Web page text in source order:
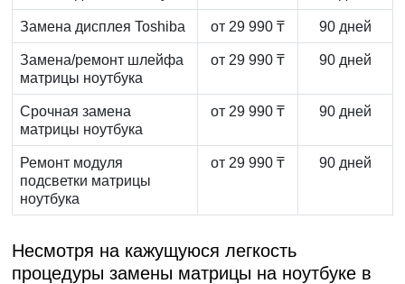
Замена дисплея Toshiba от 29 990 ₸ 90 дней
Замена/ремонт шлейфа
матрицы ноутбука
от 29 990 ₸ 90 дней
Срочная замена
матрицы ноутбука
от 29 990 ₸ 90 дней
Ремонт модуля
подсветки матрицы
ноутбука
от 29 990 ₸ 90 дней
Несмотря на кажущуюся легкость
процедуры замены матрицы на ноутбуке в